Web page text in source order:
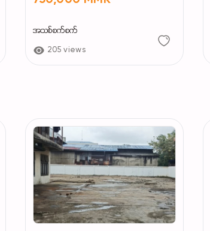
အသစ်စက်စက်
205 views